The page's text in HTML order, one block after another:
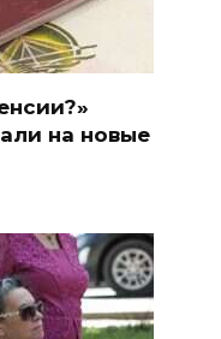
на новые